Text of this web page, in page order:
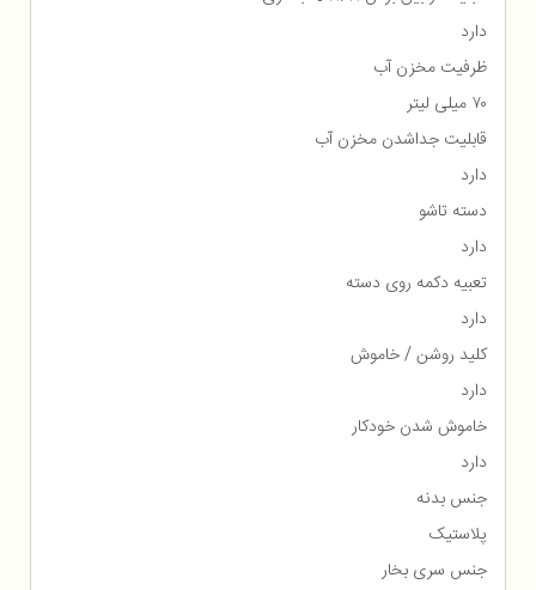
دارد
ظرفیت مخزن آب
۷۰ میلی لیتر
قابلیت جداشدن مخزن آب
دارد
دسته تاشو
دارد
تعبیه دکمه روی دسته
دارد
کلید روشن / خاموش
دارد
خاموش شدن خودکار
دارد
جنس بدنه
پلاستیک
جنس سری بخار